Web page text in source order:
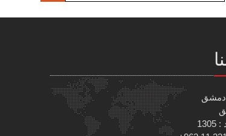
دمشق